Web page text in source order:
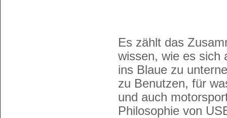
Es zählt das
wissen, wie es sich
ins Blaue zu
zu Benutzen, für
und auch
Philosophie von